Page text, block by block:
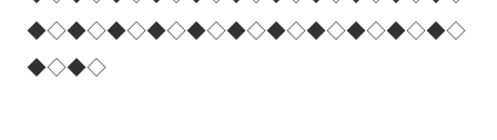
◆◇◆◇◆◇◆◇◆◇◆◇◆◇◆◇◆◇◆◇◆◇
◆◇◆◇